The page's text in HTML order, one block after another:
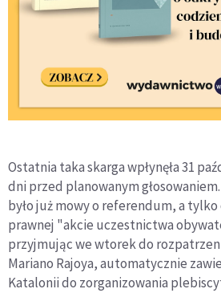
Ostatnia taka skarga wpłynęła 31
dni przed planowanym
było już mowy o referendum, a
prawnej "akcie uczestnictwa
przyjmując we wtorek do
Mariano Rajoya, automatycznie
Katalonii do zorganizowania